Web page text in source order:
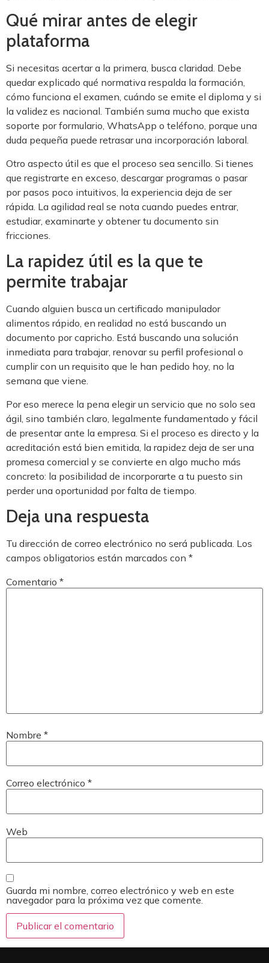
Qué mirar antes de elegir
plataforma
Si necesitas acertar a la primera, busca claridad. Debe
quedar explicado qué normativa respalda la formación,
cómo funciona el examen, cuándo se emite el diploma y si
la validez es nacional. También suma mucho que exista
soporte por formulario, WhatsApp o teléfono, porque una
duda pequeña puede retrasar una incorporación laboral.
Otro aspecto útil es que el proceso sea sencillo. Si tienes
que registrarte en exceso, descargar programas o pasar
por pasos poco intuitivos, la experiencia deja de ser
rápida. La agilidad real se nota cuando puedes entrar,
estudiar, examinarte y obtener tu documento sin
fricciones.
La rapidez útil es la que te
permite trabajar
Cuando alguien busca un certificado manipulador
alimentos rápido, en realidad no está buscando un
documento por capricho. Está buscando una solución
inmediata para trabajar, renovar su perfil profesional o
cumplir con un requisito que le han pedido hoy, no la
semana que viene.
Por eso merece la pena elegir un servicio que no solo sea
ágil, sino también claro, legalmente fundamentado y fácil
de presentar ante la empresa. Si el proceso es directo y la
acreditación está bien emitida, la rapidez deja de ser una
promesa comercial y se convierte en algo mucho más
concreto: la posibilidad de incorporarte a tu puesto sin
perder una oportunidad por falta de tiempo.
Deja una respuesta
Tu dirección de correo electrónico no será publicada. Los
campos obligatorios están marcados con *
Comentario *
Nombre *
Correo electrónico *
Web
Guarda mi nombre, correo electrónico y web en este
navegador para la próxima vez que comente.